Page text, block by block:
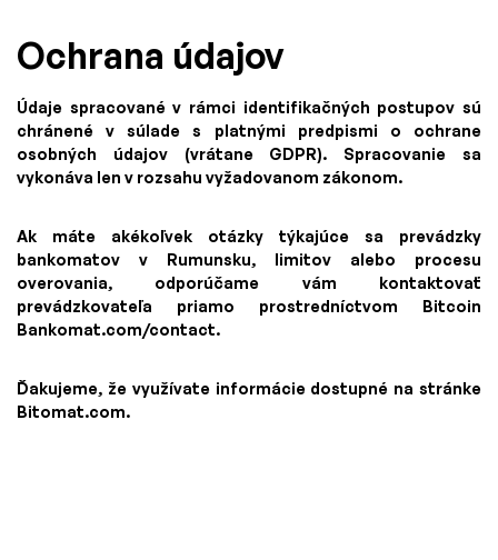
Ochrana údajov
Údaje spracované v rámci identifikačných postupov sú
chránené v súlade s platnými predpismi o ochrane
osobných údajov (vrátane GDPR). Spracovanie sa
vykonáva len v rozsahu vyžadovanom zákonom.
Ak máte akékoľvek otázky týkajúce sa prevádzky
bankomatov v Rumunsku, limitov alebo procesu
overovania, odporúčame vám kontaktovať
prevádzkovateľa priamo prostredníctvom Bitcoin
Bankomat.com/contact.
Ďakujeme, že využívate informácie dostupné na stránke
Bitomat.com.